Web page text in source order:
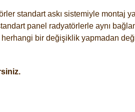
standart askı sistemiyle montaj
panel radyatörlerle aynı
herhangi bir değişiklik yapmadan